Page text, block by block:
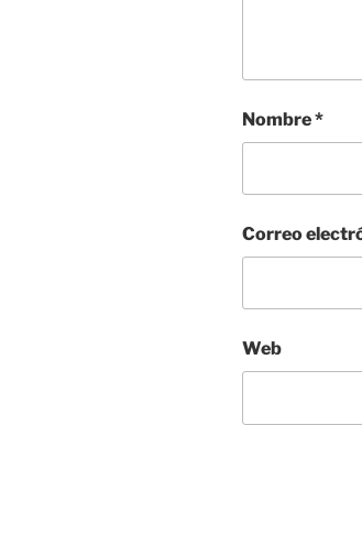
Nombre*
Correo
Web